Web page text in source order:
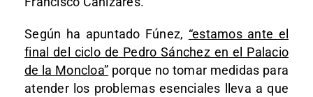
Según ha apuntado Fúnez, “estamos ante el
final del ciclo de Pedro Sánchez en el Palacio
de la Moncloa” porque no tomar medidas para
atender los problemas esenciales lleva a que